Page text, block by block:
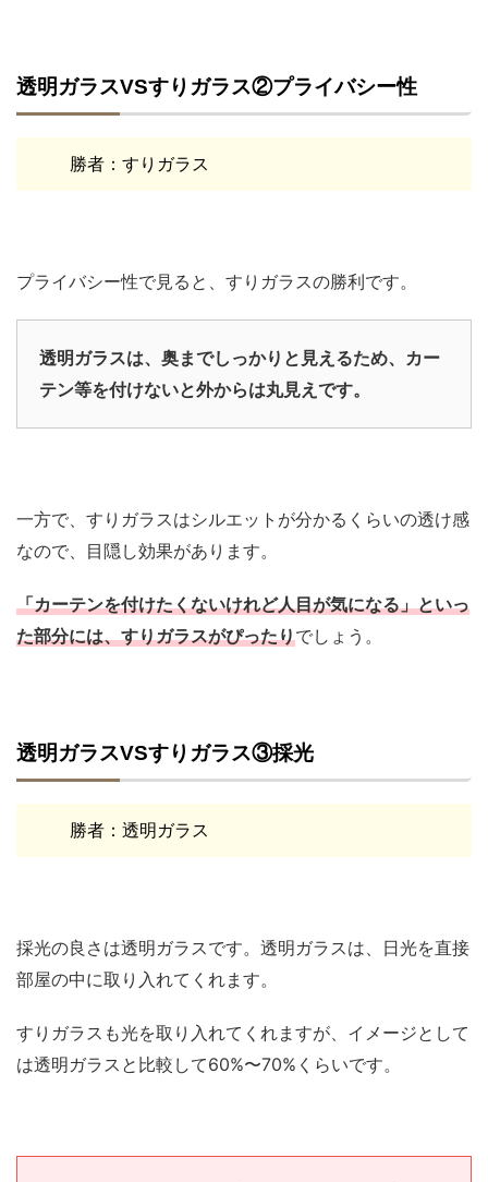
透明ガラスVSすりガラス②プライバシー性
勝者：すりガラス
プライバシー性で見ると、すりガラスの勝利です。
透明ガラスは、奥までしっかりと見えるため、カー
テン等を付けないと外からは丸見えです。
一方で、すりガラスはシルエットが分かるくらいの透け感
なので、目隠し効果があります。
「カーテンを付けたくないけれど人目が気になる」といっ
た部分には、すりガラスがぴったりでしょう。
透明ガラスVSすりガラス③採光
勝者：透明ガラス
採光の良さは透明ガラスです。透明ガラスは、日光を直接
部屋の中に取り入れてくれます。
すりガラスも光を取り入れてくれますが、イメージとして
は透明ガラスと比較して60%〜70%くらいです。